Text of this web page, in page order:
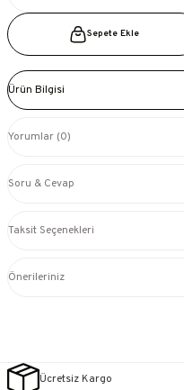
Sepete Ekle
Ürün Bilgisi
Yorumlar (0)
Soru & Cevap
Taksit Seçenekleri
Önerileriniz
Ücretsiz Kargo